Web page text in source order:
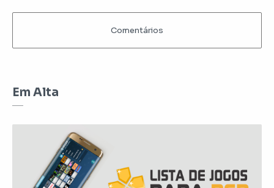
Em Alta